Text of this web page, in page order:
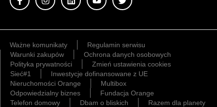
Ważne komunikaty
Regulamin serwisu
Warunki zakupów
Ochrona danych osobowych
Polityka prywatności
Zmień ustawienia cookies
Sieć#1
Inwestycje dofinansowane z UE
Nieruchomości Orange
Multibox
Odpowiedzialny biznes
Fundacja Orange
Telefon domowy
Dbam o bliskich Razem dla planety